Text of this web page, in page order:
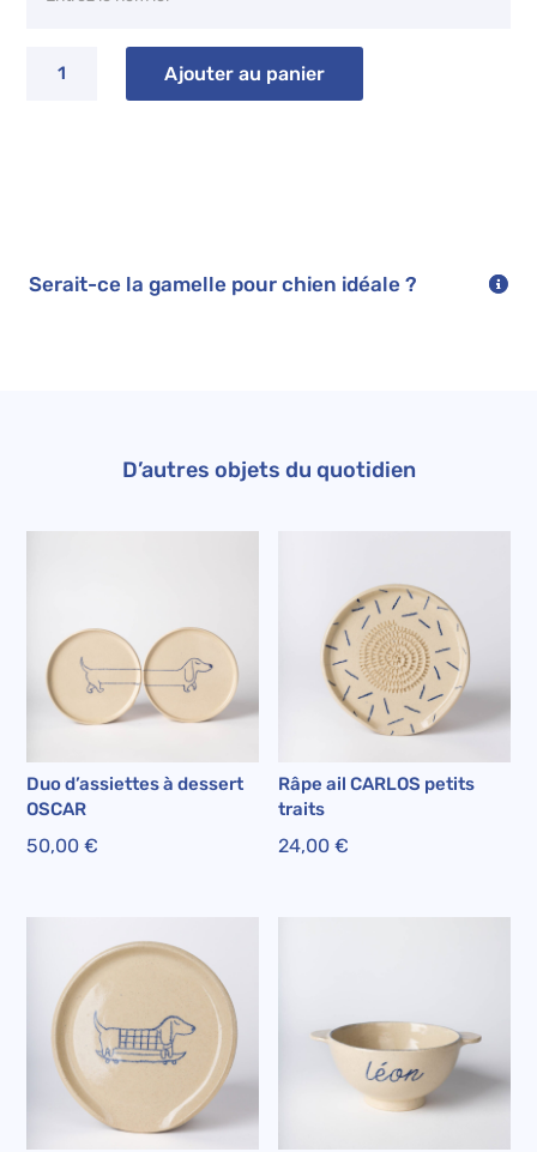
Ajouter au panier
Serait-ce la gamelle pour chien idéale ?
D’autres objets du quotidien
Duo d’assiettes à dessert
OSCAR
50,00€
Râpe ail CARLOS petits
traits
24,00€